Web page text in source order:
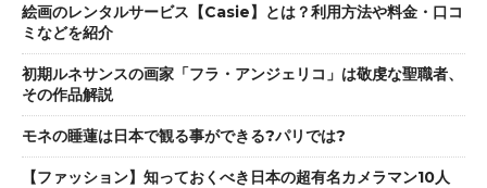
絵画のレンタルサービス【Casie】とは？利用方法や料金・口コ
ミなどを紹介
初期ルネサンスの画家「フラ・アンジェリコ」は敬虔な聖職者、
その作品解説
モネの睡蓮は日本で観る事ができる?パリでは?
【ファッション】知っておくべき日本の超有名カメラマン10人